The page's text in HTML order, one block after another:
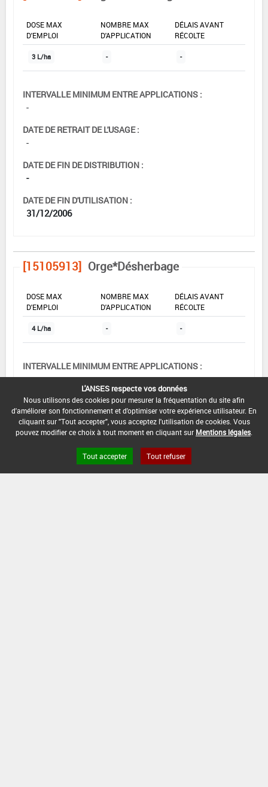
DOSE MAX
D'EMPLOI
NOMBRE MAX
D'APPLICATION
DÉLAIS AVANT
RÉCOLTE
3 L/ha - -
INTERVALLE MINIMUM ENTRE APPLICATIONS :
-
DATE DE RETRAIT DE L'USAGE :
-
DATE DE FIN DE DISTRIBUTION :
-
DATE DE FIN D'UTILISATION :
31/12/2006
[15105913] Orge*Désherbage
DOSE MAX
D'EMPLOI
NOMBRE MAX
D'APPLICATION
DÉLAIS AVANT
RÉCOLTE
4 L/ha - -
INTERVALLE MINIMUM ENTRE APPLICATIONS :
-
DATE DE RETRAIT DE L'USAGE :
-
DATE DE FIN DE DISTRIBUTION :
DATE DE FIN D'UTILISATION :
L'ANSES respecte vos données
Nous utilisons des cookies pour mesurer la fréquentation du site afin
d'améliorer son fonctionnement et d'optimiser votre expérience utilisateur. En
cliquant sur "Tout accepter", vous acceptez l'utilisation de cookies. Vous
pouvez modifier ce choix à tout moment en cliquant sur Mentions légales
Tout accepter Tout refuser